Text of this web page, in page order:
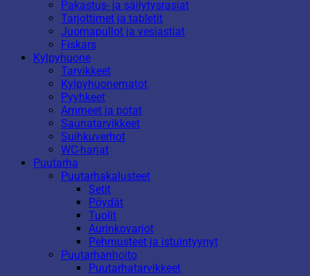
Pakastus- ja säilytysrasiat
Tarjottimet ja tabletit
Juomapullot ja vesiastiat
Fiskars
Kylpyhuone
Tarvikkeet
Kylpyhuonematot
Pyyhkeet
Ammeet ja potat
Saunatarvikkeet
Suihkuverhot
WC-harjat
Puutarha
Puutarhakalusteet
Setit
Pöydät
Tuolit
Aurinkovarjot
Pehmusteet ja istuintyynyt
Puutarhanhoito
Puutarhatarvikkeet